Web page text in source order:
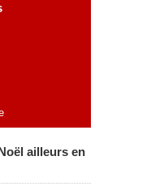
ailleurs en